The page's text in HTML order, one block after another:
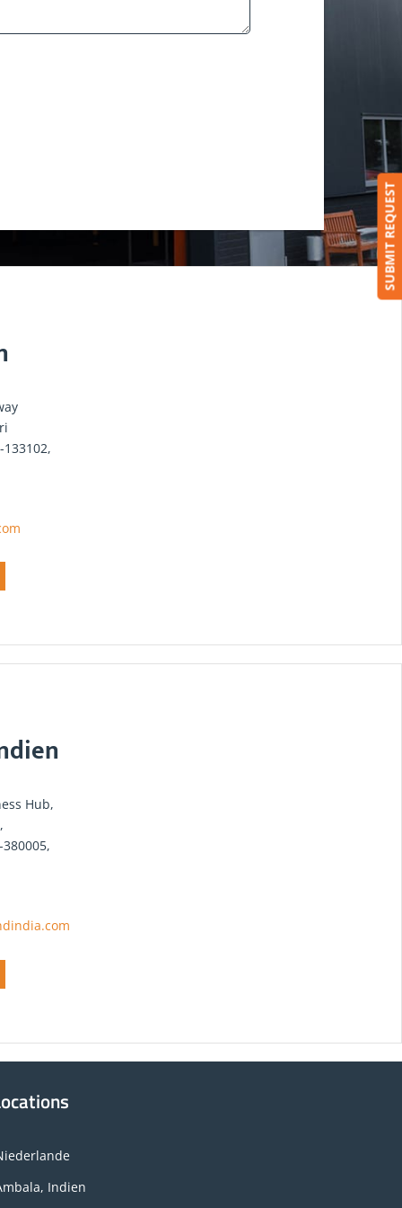
Hub,
Indien
SUBMIT REQUEST